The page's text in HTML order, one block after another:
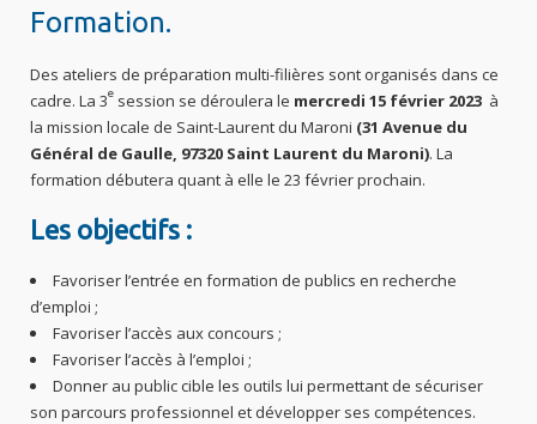
Formation.
Des ateliers de préparation multi-filières sont organisés dans ce
cadre. La 3e session se déroulera le mercredi 15 février 2023 à
la mission locale de Saint-Laurent du Maroni (31 Avenue du
Général de Gaulle, 97320 Saint Laurent du Maroni). La
formation débutera quant à elle le 23 février prochain.
Les objectifs :
Favoriser l’entrée en formation de publics en recherche
d’emploi ;
Favoriser l’accès aux concours ;
Favoriser l’accès à l’emploi ;
Donner au public cible les outils lui permettant de sécuriser
son parcours professionnel et développer ses compétences.